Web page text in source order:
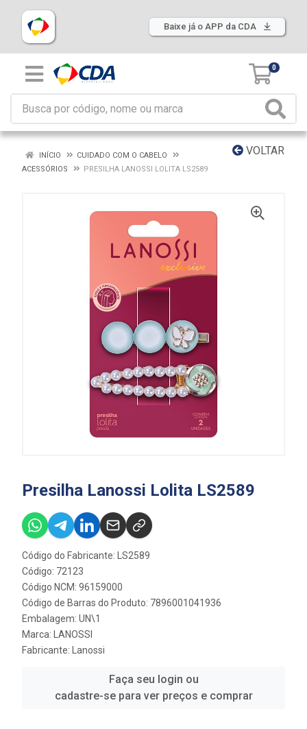
Baixe já o APP da CDA
0
VOLTAR
INÍCIO
CUIDADO COM O CABELO
ACESSÓRIOS
PRESILHA LANOSSI LOLITA LS2589
Presilha Lanossi Lolita LS2589
Código do Fabricante: LS2589
Código: 72123
Código NCM: 96159000
Código de Barras do Produto: 7896001041936
Embalagem: UN\1
Marca:
LANOSSI
Fabricante:
Lanossi
Faça seu login ou
cadastre-se para ver preços e comprar